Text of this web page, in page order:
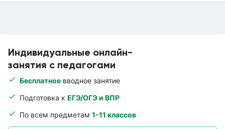
Индивидуальные онлайн-
занятия с педагогами
Бесплатное вводное занятие
Подготовка к ЕГЭ/ОГЭ и ВПР
По всем предметам 1-11 классов